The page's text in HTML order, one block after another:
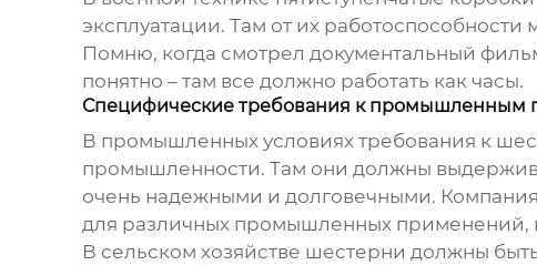
эксплуатации. Там от их работоспособности
Помню, когда смотрел документальный
понятно – там все должно работать как часы.
Специфические требования к промышленным
В промышленных условиях требования к
промышленности. Там они должны
очень надежными и долговечными.
для различных промышленных применений,
В сельском хозяйстве шестерни должны